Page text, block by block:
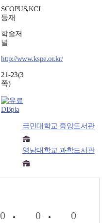
SCOPUS,KCI
등재
학술저
널
http://www.kspe.or.kr/
21-23(3
쪽)
DBpia
국민대학교 중앙도서관
영남대학교 과학도서관
0 0 0